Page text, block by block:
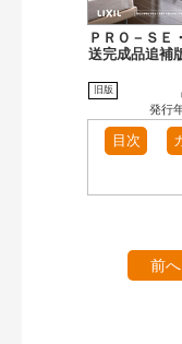
ＰＲＯ－ＳＥ
送完成品追補
旧版
発行
目次
前へ